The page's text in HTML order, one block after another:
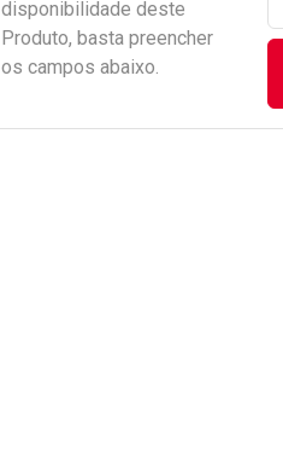
disponibilidade deste
Produto, basta preencher
os campos abaixo.